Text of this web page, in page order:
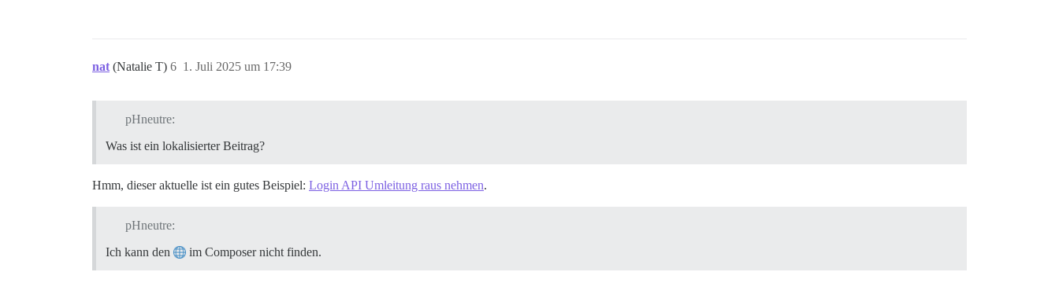
nat (Natalie T) 1. Juli 2025 um 17:39
6
pHneutre:
Was ist ein lokalisierter Beitrag?
Hmm, dieser aktuelle ist ein gutes Beispiel: Login API Umleitung raus nehmen.
pHneutre:
Ich kann den
im Composer nicht finden.